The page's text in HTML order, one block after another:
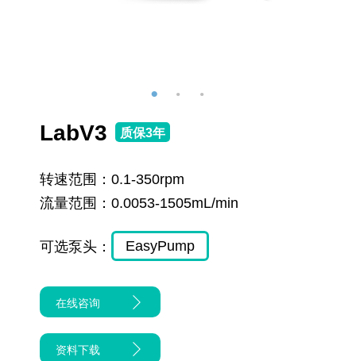
LabV3 质保3年
转速范围： 0.1-350rpm
流量范围： 0.0053-1505mL/min
可选泵头： EasyPump
在线咨询
资料下载